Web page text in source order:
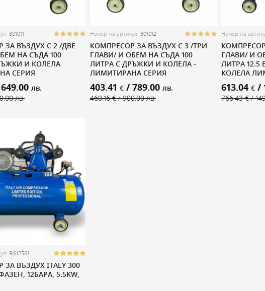
301011
ЗА ВЪЗДУХ С 2 /ДВЕ
НА СЪДА 100
И КОЛЕЛА
СЕРИЯ
лв.
лв.
Номер на артикул: 301012
КОМПРЕСОР ЗА ВЪЗДУХ С 3 /ТРИ
ГЛАВИ/ И ОБЕМ НА СЪДА 100
ЛИТРА С ДРЪЖКИ И КОЛЕЛА -
ЛИМИТИРАНА СЕРИЯ
403.41 €/ 789.00 лв.
460.16 € / 900.00 лв.
Номер на
ГЛАВИ/ И
ЛИТРА 12.5
КОЛЕЛА
613.04 €/
766.43 € /
9882561
ВЪЗДУХ ITALY 300
12БАРА, 5.5KW,